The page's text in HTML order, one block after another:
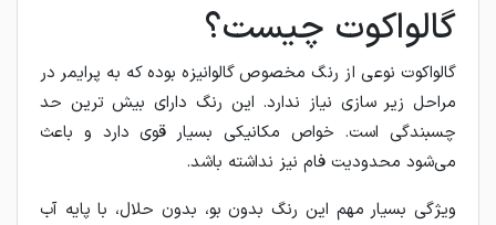
گالواکوت چیست؟
گالواکوت نوعی از رنگ مخصوص گالوانیزه بوده که به پرایمر در
مراحل زیر سازی نیاز ندارد. این رنگ دارای بیش ترین حد
چسبندگی است. خواص مکانیکی بسیار قوی دارد و باعث
می‌شود محدودیت فام نیز نداشته باشد.
ویژگی بسیار مهم این رنگ بدون بو، بدون حلال، با پایه آب